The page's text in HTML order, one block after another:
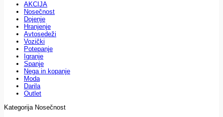
AKCIJA
Nosečnost
Dojenje
Hranjenje
Avtosedeži
Vozički
Potepanje
Igranje
Spanje
Nega in kopanje
Moda
Darila
Outlet
Kategorija Nosečnost